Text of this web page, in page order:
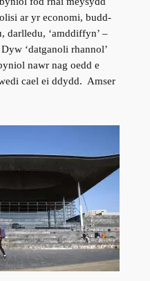
ar yr economi, budd-
darlledu, ‘amddiffyn’ –
‘datganoli rhannol’
nawr nag oedd e
cael ei ddydd. Amser